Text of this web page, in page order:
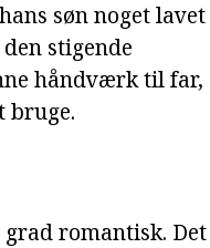
søn noget lavet
stigende
håndværk til far,
bruge.
romantisk. Det